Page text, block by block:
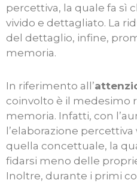
percettiva, la quale fa sì
vivido e dettagliato. La
del dettaglio, infine,
memoria.
In riferimento all’
coinvolto è il medesimo
memoria. Infatti, con
l’elaborazione
quella concettuale, la
fidarsi meno delle
Inoltre, durante i primi